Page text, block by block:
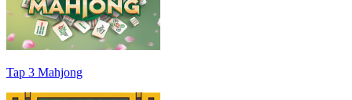
Tap 3 Mahjong